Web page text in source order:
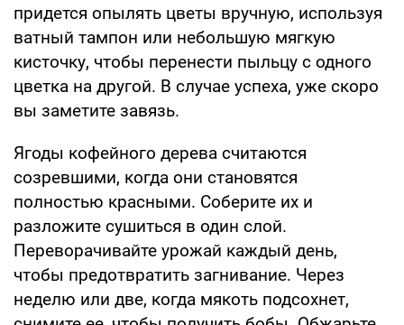
придется опылять цветы вручную, используя
ватный тампон или небольшую мягкую
кисточку, чтобы перенести пыльцу с одного
цветка на другой. В случае успеха, уже скоро
вы заметите завязь.
Ягоды кофейного дерева считаются
созревшими, когда они становятся
полностью красными. Соберите их и
разложите сушиться в один слой.
Переворачивайте урожай каждый день,
чтобы предотвратить загнивание. Через
неделю или две, когда мякоть подсохнет,